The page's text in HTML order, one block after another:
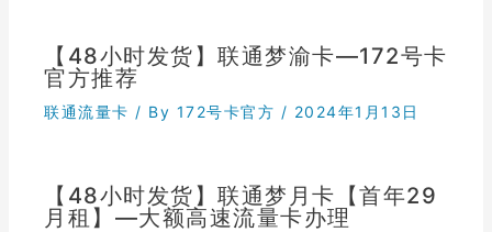
【48小时发货】联通梦渝卡—172号卡
官方推荐
联通流量卡 / By 172号卡官方 / 2024年1月13日
【48小时发货】联通梦月卡【首年29
月租】—大额高速流量卡办理